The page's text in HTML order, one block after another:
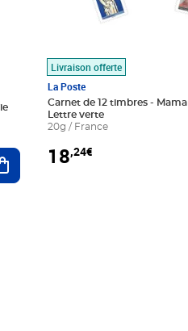
Ajouter au panier
Livraison offerte
La Poste
Carnet de 12 timbres -
Lettre verte
20g / France
18,24€